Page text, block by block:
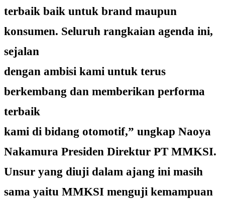
terbaik baik untuk brand maupun
konsumen. Seluruh rangkaian agenda ini,
sejalan
dengan ambisi kami untuk terus
berkembang dan memberikan performa
terbaik
kami di bidang otomotif,” ungkap Naoya
Nakamura Presiden Direktur PT MMKSI.
Unsur yang diuji dalam ajang ini masih
sama yaitu MMKSI menguji kemampuan